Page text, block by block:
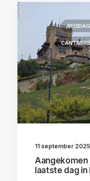
11 september 2025
Aangekomen
laatste dag